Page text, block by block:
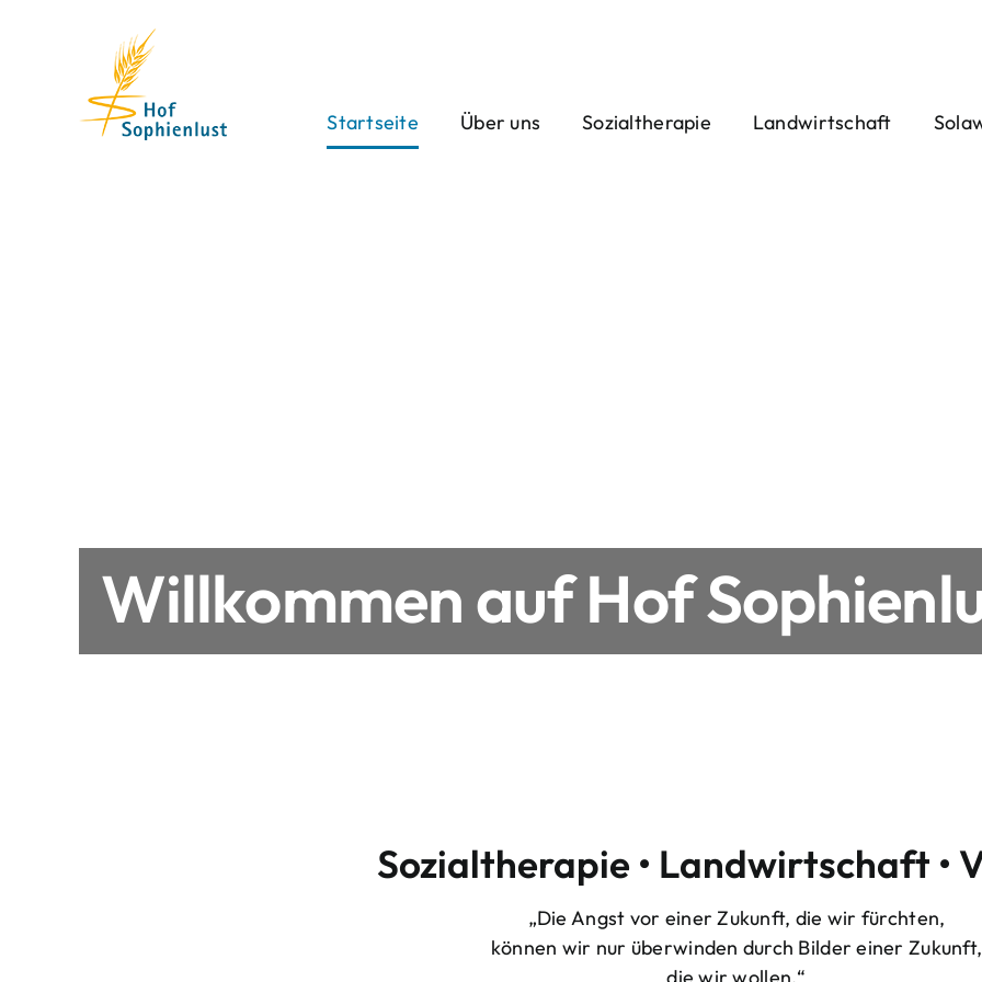
Startseite
Über uns Sozialtherapie Landwirtschaft
Willkommen auf Hof
Sozialtherapie • Landwirtschaft •
„Die Angst vor einer Zukunft, die wir fürchten,
können wir nur überwinden durch Bilder einer Zukunft,